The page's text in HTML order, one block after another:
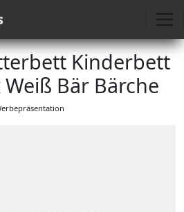
Kinderbett
Bär Bärche